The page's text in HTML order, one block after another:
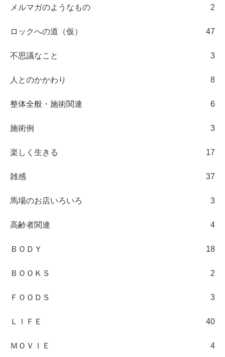
メルマガのようなもの 2
ロックへの道（仮） 47
不思議なこと 3
人とのかかわり 8
整体全般・施術関連 6
施術例 3
楽しく生きる 17
雑感 37
馬場のお店いろいろ 3
高齢者関連 4
ＢＯＤＹ 18
ＢＯＯＫＳ 2
ＦＯＯＤＳ 3
ＬＩＦＥ 40
ＭＯＶＩＥ 4